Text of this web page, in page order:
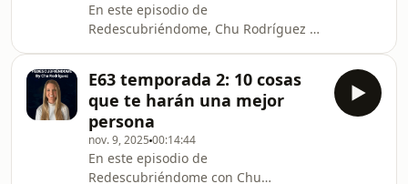
En este episodio de
Redescubriéndome, Chu Rodríguez te
adulta— las cinco etapas del amor
que casi nadie te explica, pero que
todos vivimos.Desde el brillo del
enamoramiento hasta la solidez del
amor maduro, pasando por la etapa
E63 temporada 2: 10 cosas
que te harán una mejor
persona
nov. 9, 2025 00:14:44
En este episodio de
Redescubriéndome con Chu